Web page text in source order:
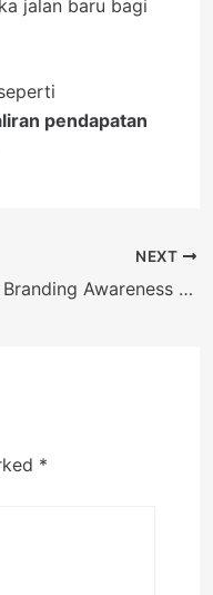
jalan baru bagi
pendapatan
NEXT
Pentingnya Branding Awareness Bandarsport
*